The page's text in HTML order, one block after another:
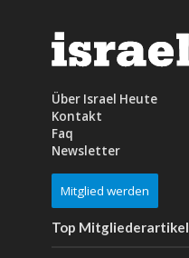
Über Israel Heute
Kontakt
Faq
Newsletter
Mitglied werden
Top Mitgliederartikel